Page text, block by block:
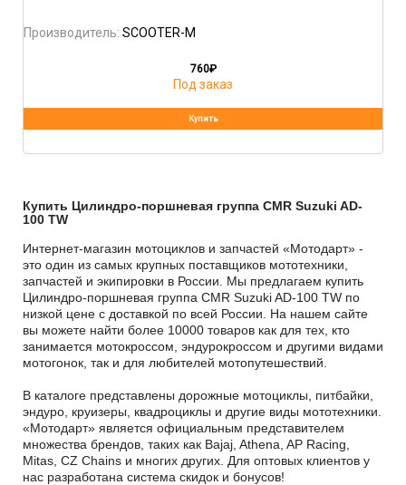
Производитель: SCOOTER-M
760₽
Под заказ
Купить Цилиндро-поршневая группа CMR Suzuki AD-
100 TW
Интернет-магазин мотоциклов и запчастей «Мотодарт» -
это один из самых крупных поставщиков мототехники,
запчастей и экипировки в России. Мы предлагаем купить
Цилиндро-поршневая группа CMR Suzuki AD-100 TW по
низкой цене с доставкой по всей России. На нашем сайте
вы можете найти более 10000 товаров как для тех, кто
занимается мотокроссом, эндурокроссом и другими видами
мотогонок, так и для любителей мотопутешествий.
В каталоге представлены дорожные мотоциклы, питбайки,
эндуро, круизеры, квадроциклы и другие виды мототехники.
«Мотодарт» является официальным представителем
множества брендов, таких как Bajaj, Athena, AP Racing,
Mitas, CZ Chains и многих других. Для оптовых клиентов у
нас разработана система скидок и бонусов!